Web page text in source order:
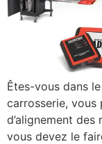
Êtes-vous dans
carrosserie, vous
d’alignement
vous devez le